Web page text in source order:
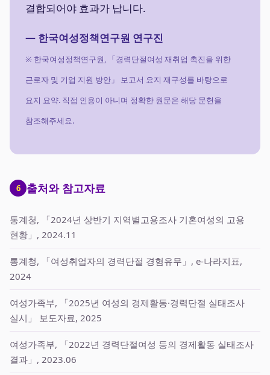
결합되어야 효과가 납니다.
— 한국여성정책연구원 연구진
※ 한국여성정책연구원, 「경력단절여성 재취업 촉진을 위한
근로자 및 기업 지원 방안」 보고서 요지 재구성를 바탕으로
요지 요약. 직접 인용이 아니며 정확한 원문은 해당 문헌을
참조해주세요.
6 출처와 참고자료
통계청, 「2024년 상반기 지역별고용조사 기혼여성의 고용
현황」, 2024.11
통계청, 「여성취업자의 경력단절 경험유무」, e-나라지표,
2024
여성가족부, 「2025년 여성의 경제활동·경력단절 실태조사
실시」 보도자료, 2025
여성가족부, 「2022년 경력단절여성 등의 경제활동 실태조사
결과」, 2023.06